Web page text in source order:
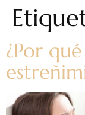
¿Por